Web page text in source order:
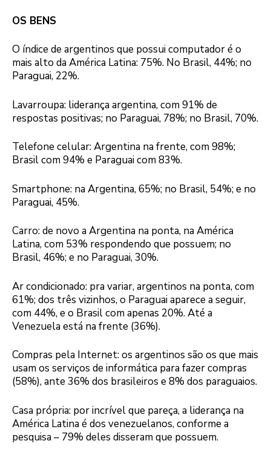
OS BENS
O índice de argentinos que possui computador é o
mais alto da América Latina: 75%. No Brasil, 44%; no
Paraguai, 22%.
Lavarroupa: liderança argentina, com 91% de
respostas positivas; no Paraguai, 78%; no Brasil, 70%.
Telefone celular: Argentina na frente, com 98%;
Brasil com 94% e Paraguai com 83%.
Smartphone: na Argentina, 65%; no Brasil, 54%; e no
Paraguai, 45%.
Carro: de novo a Argentina na ponta, na América
Latina, com 53% respondendo que possuem; no
Brasil, 46%; e no Paraguai, 30%.
Ar condicionado: pra variar, argentinos na ponta, com
61%; dos três vizinhos, o Paraguai aparece a seguir,
com 44%, e o Brasil com apenas 20%. Até a
Venezuela está na frente (36%).
Compras pela Internet: os argentinos são os que mais
usam os serviços de informática para fazer compras
(58%), ante 36% dos brasileiros e 8% dos paraguaios.
Casa própria: por incrível que pareça, a liderança na
América Latina é dos venezuelanos, conforme a
pesquisa – 79% deles disseram que possuem.